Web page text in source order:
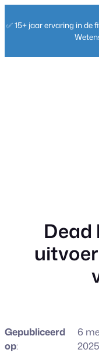
naar
✅ 15+ jaar ervaring in de
Dead
Gepubliceerd
op:
6
2025